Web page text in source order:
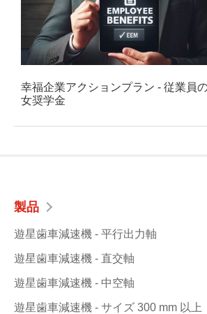
幸福企業アクションプラン - 従業員
女奨学金
製品
遊星歯車減速機 - 平行出力軸
遊星歯車減速機 - 直交軸
遊星歯車減速機 - 中空軸
遊星歯車減速機 - サイズ 300 mm 以上